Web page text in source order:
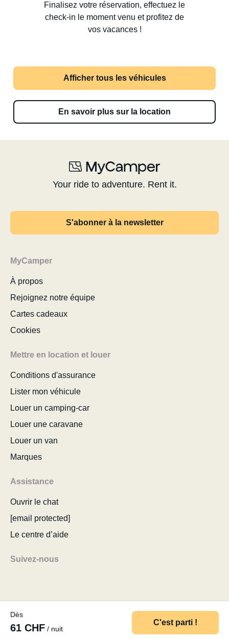
Dès
61 CHF / nuit
C'est parti !
Finalisez votre réservation, effectuez le
check-in le moment venu et profitez de
vos vacances !
Afficher tous les véhicules
En savoir plus sur la location
Your ride to adventure. Rent it.
S'abonner à la newsletter
MyCamper
À propos
Rejoignez notre équipe
Cartes cadeaux
Cookies
Mettre en location et louer
Conditions d'assurance
Lister mon véhicule
Louer un camping-car
Louer une caravane
Louer un van
Marques
Assistance
Ouvrir le chat
[email protected]
Le centre d’aide
Suivez-nous
© 2026 MyCamper AG
Conditions d’utilisation
Politique de confidentialité
Mentions légales